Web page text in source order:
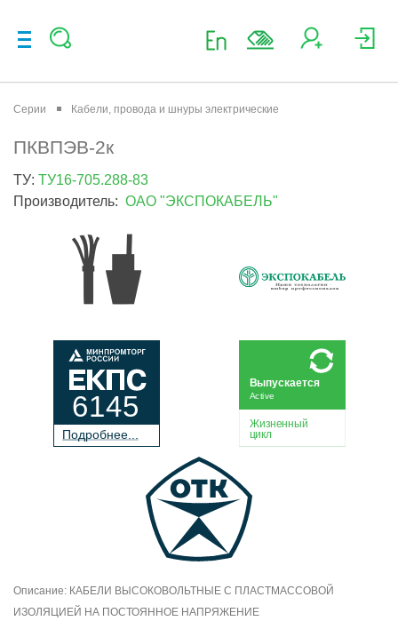
Серии Кабели, провода и шнуры электрические
ПКВПЭВ-2к
ТУ: ТУ16-705.288-83
Производитель: ОАО "ЭКСПОКАБЕЛЬ"
Подробнее...
6145
Жизненный
цикл
Active
Выпускается
Описание: КАБЕЛИ ВЫСОКОВОЛЬТНЫЕ С ПЛАСТМАССОВОЙ
ИЗОЛЯЦИЕЙ НА ПОСТОЯННОЕ НАПРЯЖЕНИЕ